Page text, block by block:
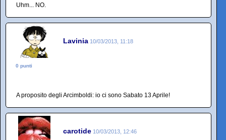
Uhm... NO.
Lavinia 10/03/2013, 11:18
0 punti
A proposito degli Arcimboldi: io ci sono Sabato 13 Aprile!
carotide 10/03/2013, 12:46